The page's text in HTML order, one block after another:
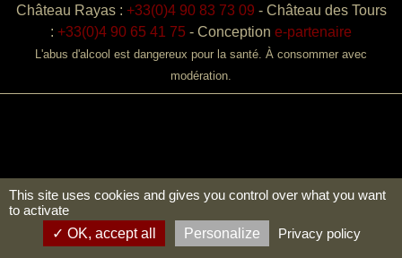
Château Rayas : +33(0)4 90 83 73 09 - Château des Tours
: +33(0)4 90 65 41 75 - Conception e-partenaire
L'abus d'alcool est dangereux pour la santé. À consommer avec
modération.
This site uses cookies and gives you control over what you want
to activate
OK, accept all
Personalize Privacy policy